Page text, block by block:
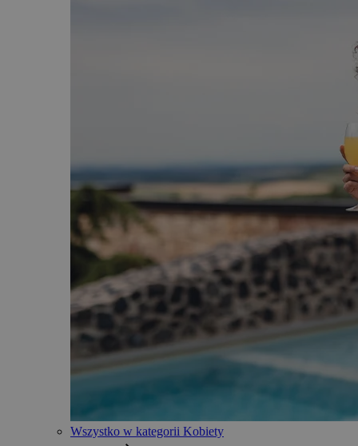
Wszystko w kategorii Kobiety